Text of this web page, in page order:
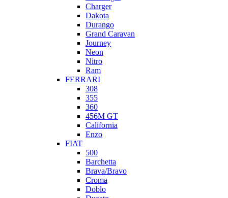
Charger
Dakota
Durango
Grand Caravan
Journey
Neon
Nitro
Ram
FERRARI
308
355
360
456M GT
California
Enzo
FIAT
500
Barchetta
Brava/Bravo
Croma
Doblo